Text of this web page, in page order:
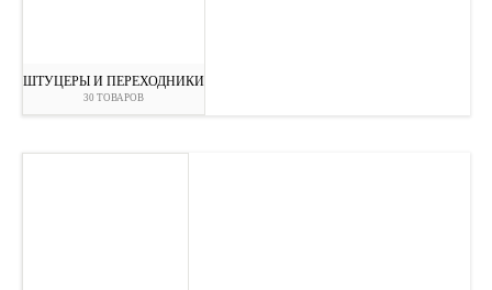
ШТУЦЕРЫ И ПЕРЕХОДНИКИ
30 ТОВАРОВ